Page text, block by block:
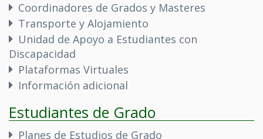
Coordinadores de Grados y Masteres
Transporte y Alojamiento
Unidad de Apoyo a Estudiantes con
Discapacidad
Plataformas Virtuales
Información adicional
Estudiantes de Grado
Planes de Estudios de Grado